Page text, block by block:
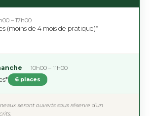
– 17h00
(moins de 4 mois de pratique)*
10h00 – 11h00
6 places
seront ouverts sous réserve d'un